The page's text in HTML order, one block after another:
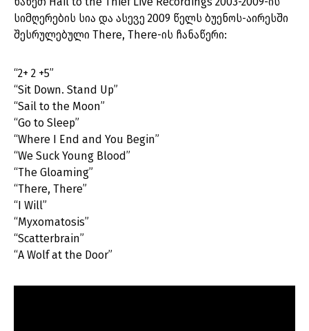
სიმღერების სია და ასევე 2009 წელს ბუენოს-აირესში
შესრულებული There, There-ის ჩანაწერი:
“2+ 2 +5”
“Sit Down. Stand Up”
“Sail to the Moon”
“Go to Sleep”
“Where I End and You Begin”
“We Suck Young Blood”
“The Gloaming”
“There, There”
“I Will”
“Myxomatosis”
“Scatterbrain”
“A Wolf at the Door”